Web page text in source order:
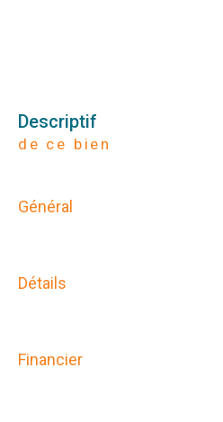
descriptif
de ce bien
Général
Détails
Financier